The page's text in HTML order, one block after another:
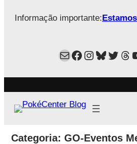
Informação importante:
MailFacebook
Instagram
Bluesky
Categoria: GO-Eventos